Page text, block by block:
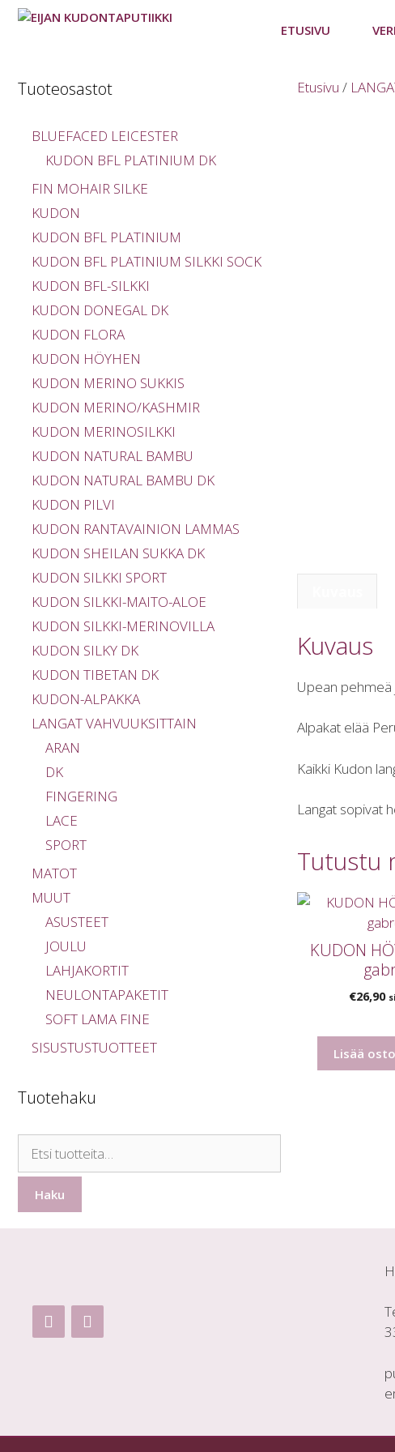
Siirry
sisältöön
ETUSIVU
Etusivu /
Kuvaus
Upean pehmeä
Alpakat elää
Kaikki Kudon
Langat sopivat
Tutustu
KUDON
€26,90
Lisää
Tuoteosastot
BLUEFACED LEICESTER
KUDON BFL PLATINIUM DK
FIN MOHAIR SILKE
KUDON
KUDON BFL PLATINIUM
KUDON BFL PLATINIUM SILKKI SOCK
KUDON BFL-SILKKI
KUDON DONEGAL DK
KUDON FLORA
KUDON HÖYHEN
KUDON MERINO SUKKIS
KUDON MERINO/KASHMIR
KUDON MERINOSILKKI
KUDON NATURAL BAMBU
KUDON NATURAL BAMBU DK
KUDON PILVI
KUDON RANTAVAINION LAMMAS
KUDON SHEILAN SUKKA DK
KUDON SILKKI SPORT
KUDON SILKKI-MAITO-ALOE
KUDON SILKKI-MERINOVILLA
KUDON SILKY DK
KUDON TIBETAN DK
KUDON-ALPAKKA
LANGAT VAHVUUKSITTAIN
ARAN
DK
FINGERING
LACE
SPORT
MATOT
MUUT
ASUSTEET
JOULU
LAHJAKORTIT
NEULONTAPAKETIT
SOFT LAMA FINE
SISUSTUSTUOTTEET
Tuotehaku
Haku